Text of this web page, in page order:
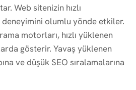
Web sitenizin hızlı
deneyimini olumlu yönde etkiler.
motorları, hızlı yüklenen
gösterir. Yavaş yüklenen
ve düşük SEO sıralamalarına